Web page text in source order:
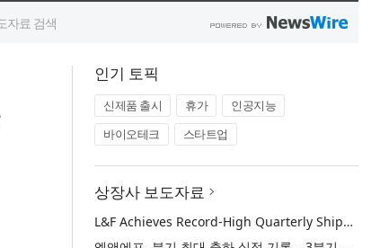
인기 토픽
신제품 출시 휴가
인공지능
바이오테크
스타트업
상장사 보도자료
L&F Achieves Record-High Quarterly Shipments, Begins LFP Supply for North American ESS in Q3 Advancing its Two-Track NCM and LFP Growth Strategy